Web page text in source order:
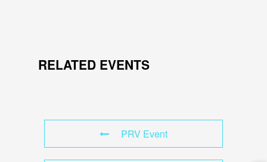
RELATED EVENTS
PRV Event